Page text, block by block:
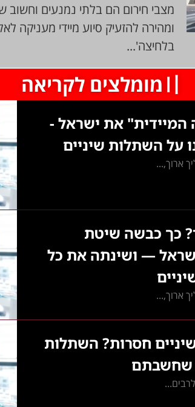
מצבי חירום הם בלתי נמנעים
ומהירה להזעיק סיוע מיידי מעניקה
בלחיצה'...
〢מומלצים לקריאה
את ישראל -
על השתלות שיניים
ארוך,...
כך כבשה שיטת
— ושינתה את כל
ארוך,...
חסרות? השתלות
שחשבתם